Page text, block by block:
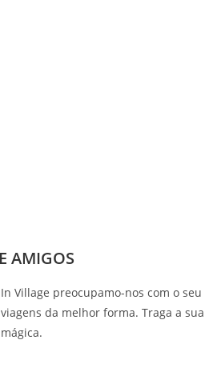
AMIGOS
Village preocupamo-nos com o
da melhor forma. Traga a